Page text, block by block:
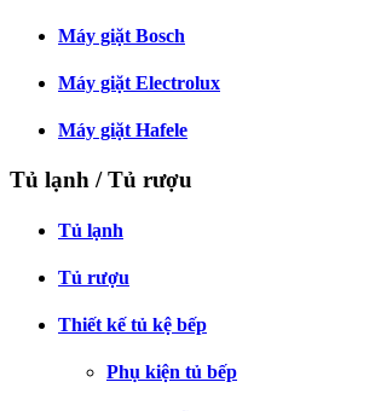
Máy giặt Bosch
Máy giặt Electrolux
Máy giặt Hafele
Tủ lạnh / Tủ rượu
Tủ lạnh
Tủ rượu
Thiết kế tủ kệ bếp
Phụ kiện tủ bếp